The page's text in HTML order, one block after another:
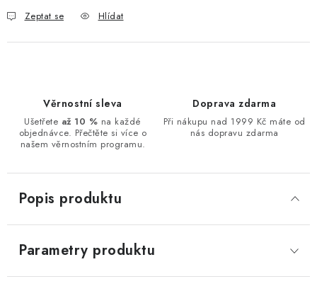
Zeptat se Hlídat
Věrnostní sleva
Ušetřete až 10 % na každé
objednávce. Přečtěte si více o
našem věrnostním programu.
Doprava zdarma
Při nákupu nad 1999 Kč máte od
nás dopravu zdarma
Popis produktu
Parametry produktu